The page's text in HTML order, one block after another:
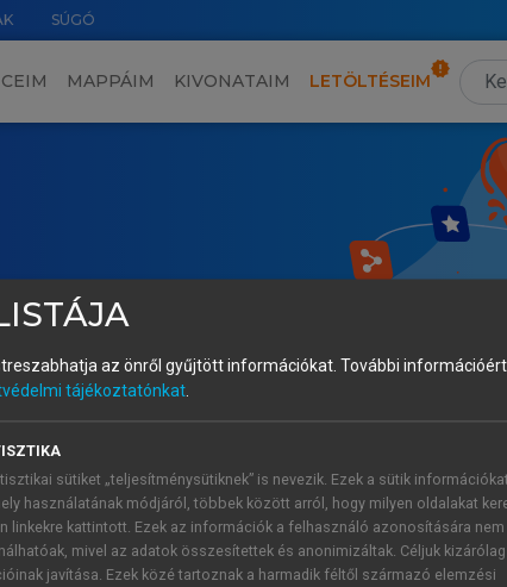
SÚGÓ
MAPPÁIM KIVONATAIM LETÖLTÉSEIM
az önről gyűjtött információkat. További
tájékoztatónkat
sütiket „teljesítménysütiknek” is nevezik. Ezek a sütik
használatának módjáról, többek között arról, hogy milyen oldalakat
linkekre kattintott. Ezek az információk a felhasználó azonosítására nem
mivel az adatok összesítettek és anonimizáltak. Céljuk kizárólag
javítása. Ezek közé tartoznak a harmadik féltől származó elemzési